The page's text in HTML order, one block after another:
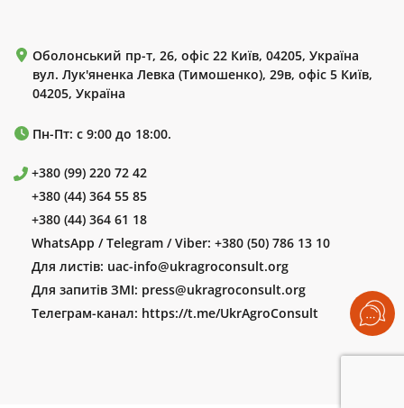
Оболонський пр-т, 26, офіс 22 Київ, 04205, Україна
вул. Лук'яненка Левка (Тимошенко), 29в, офіс 5 Київ,
04205, Україна
Пн-Пт: с 9:00 до 18:00.
+380 (99) 220 72 42
+380 (44) 364 55 85
+380 (44) 364 61 18
WhatsApp / Telegram / Viber: +380 (50) 786 13 10
Для листів: uac-info@ukragroconsult.org
Для запитів ЗМІ: press@ukragroconsult.org
Телеграм-канал: https://t.me/UkrAgroConsult